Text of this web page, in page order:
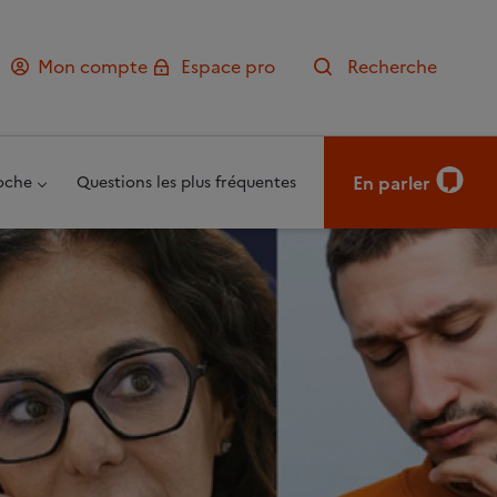
Mon compte Espace pro Recherche
Questions les plus fréquentes En parler